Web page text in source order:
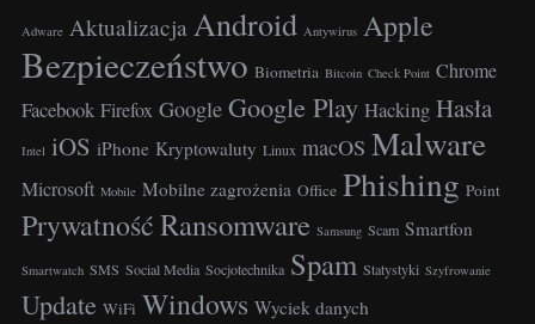
Adware Aktualizacja Android Antywirus Apple
Bezpieczeństwo Biometria Bitcoin Check Point Chrome
Facebook Firefox Google Google Play Hacking Hasła
Intel iOS iPhone Kryptowaluty Linux macOS Malware
Microsoft Mobile Mobilne zagrożenia Office Phishing Point
PrywatnośćRansomware Samsung Scam Smartfon
Smartwatch SMS Social Media Socjotechnika Spam Statystyki Szyfrowanie
Update WiFi Windows Wyciek danych